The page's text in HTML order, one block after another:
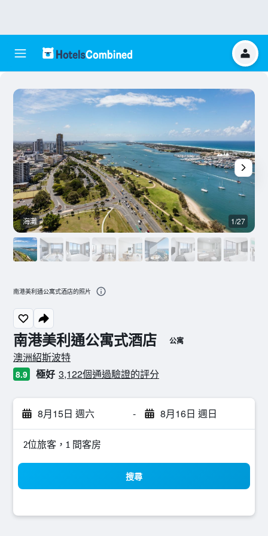
南港美利通公寓式酒店 公寓
0星級評級
澳洲紹斯波特
8.9 極好 3,122個通過驗證的評分
8月15日 週六 - 8月16日 週日
2位旅客，1 間客房
搜尋
海灘 1/27
南港美利通公寓式酒店的照片